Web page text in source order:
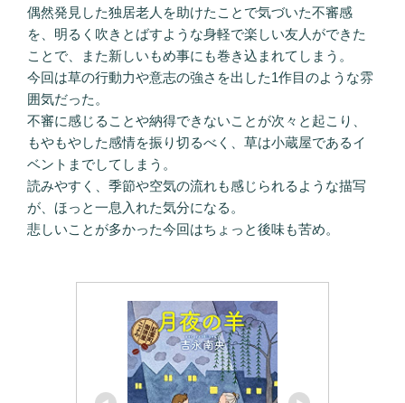
偶然発見した独居老人を助けたことで気づいた不審感
を、明るく吹きとばすような身軽で楽しい友人ができた
ことで、また新しいもめ事にも巻き込まれてしまう。
今回は草の行動力や意志の強さを出した1作目のような雰
囲気だった。
不審に感じることや納得できないことが次々と起こり、
もやもやした感情を振り切るべく、草は小蔵屋であるイ
ベントまでしてしまう。
読みやすく、季節や空気の流れも感じられるような描写
が、ほっと一息入れた気分になる。
悲しいことが多かった今回はちょっと後味も苦め。